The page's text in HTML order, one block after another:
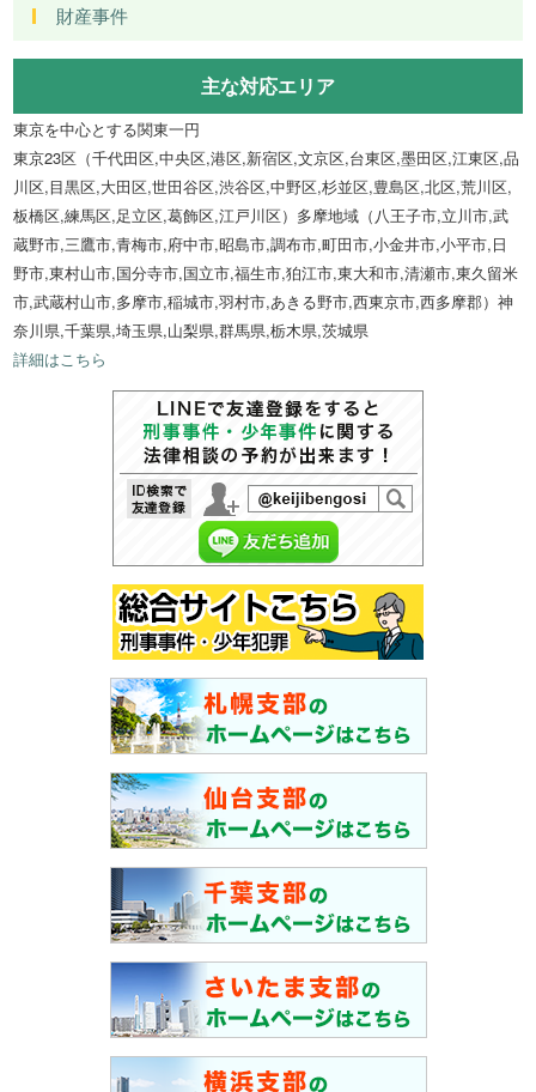
財産事件
主な対応エリア
東京を中心とする関東一円
東京23区（千代田区,中央区,港区,新宿区,文京区,台東区,墨田区,江東区,品
川区,目黒区,大田区,世田谷区,渋谷区,中野区,杉並区,豊島区,北区,荒川区,
板橋区,練馬区,足立区,葛飾区,江戸川区）多摩地域（八王子市,立川市,武
蔵野市,三鷹市,青梅市,府中市,昭島市,調布市,町田市,小金井市,小平市,日
野市,東村山市,国分寺市,国立市,福生市,狛江市,東大和市,清瀬市,東久留米
市,武蔵村山市,多摩市,稲城市,羽村市,あきる野市,西東京市,西多摩郡）神
奈川県,千葉県,埼玉県,山梨県,群馬県,栃木県,茨城県
詳細はこちら